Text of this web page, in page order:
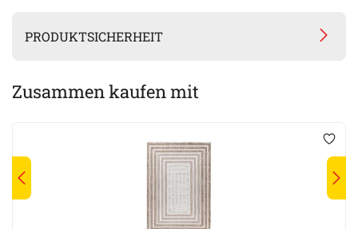
PRODUKTSICHERHEIT
Zusammen kaufen mit